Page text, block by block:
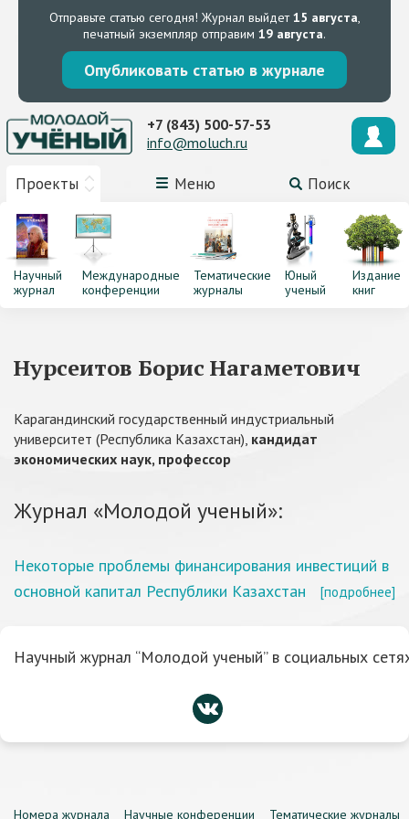
Отправьте статью сегодня! Журнал выйдет15 августа,
печатный экземпляр отправим 19 августа.
Опубликовать статью в журнале
Проекты Меню Поиск
+7 (843) 500-57-53
info@moluch.ru
Научный
журнал
Международные
конференции
Тематические
журналы
Юный
ученый
Издание
книг
Нурсеитов Борис Нагаметович
Карагандинский государственный индустриальный
университет (Республика Казахстан), кандидат
экономических наук, профессор
Журнал «Молодой ученый»:
Некоторые проблемы финансирования инвестиций в
основной капитал Республики Казахстан
[подробнее]
Научный журнал “Молодой ученый” в социальных
Номера журнала Научные конференции Тематические журналы